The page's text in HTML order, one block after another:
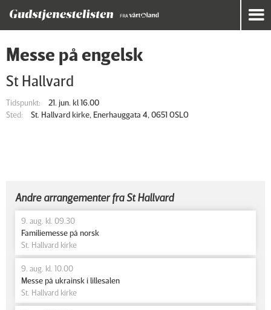
Messe på engelsk
St Hallvard
Tidspunkt:
21. jun. kl 16.00
Sted:
St. Hallvard kirke, Enerhauggata 4, 0651 OSLO
Andre arrangementer fra St Hallvard
9. aug. kl. 09.30
Familiemesse på norsk
St. Hallvard kirke
9. aug. kl. 10.00
Messe på ukrainsk i lillesalen
St. Hallvard kirke